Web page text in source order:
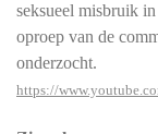
seksueel misbruik
oproep van de
onderzocht.
https://